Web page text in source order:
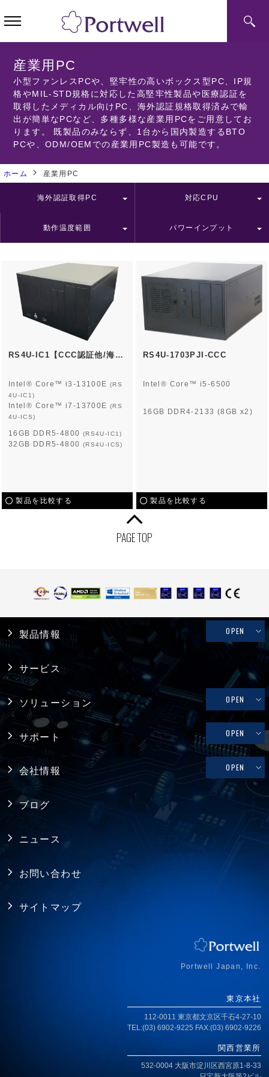
産業用PC
小型ファンレスPCや、堅牢性の高いボックス型PC、IP規
格やMIL-STD規格に対応した高堅牢性製品や医療認証を
取得したメディカル向けPC、海外認証規格取得済みで輸
出が簡単なPCなど、多種多様な産業用PCをご用意してお
ります。 既製品のみならず、1台から国内製造するBTO
PCや、ODM/OEMでの産業用PC製造も可能です。
ホーム 産業用PC
海外認証取得PC 対応CPU
動作温度範囲 パワーインプット
RS4U-IC1【CCC認証他/海外認証取得産業用PC】
Intel® Core™ i3-13100E(RS
4U-IC1)
Intel® Core™ i7-13700E(RS
4U-ICS)
16GB DDR5-4800 (RS4U-IC1)
32GB DDR5-4800 (RS4U-ICS)
製品を比較する
RS4U-1703PJI-CCC
Intel® Core™ i5-6500
16GB DDR4-2133 (8GB x2)
製品を比較する
PAGE TOP
製品情報 OPEN
産業用PC
システム製品
産業用マザーボード
コンピュータ・オン・モジュール
シングルボードコンピュータ
バックプレーン
サービス
ソリューション OPEN
リテール・物流
メディカル
ファクトリーオートメーション
サポート OPEN
修理依頼、技術的なお問い合わせ
会社情報 OPEN
採用情報
ISO認証取得
ブログ
ニュース
お問い合わせ
サイトマップ
Portwell Japan, Inc.
東京本社
112-0011 東京都文京区千石4-27-10
TEL:(03) 6902-9225 FAX:(03) 6902-9226
関西営業所
532-0004 大阪市淀川区西宮原1-8-33